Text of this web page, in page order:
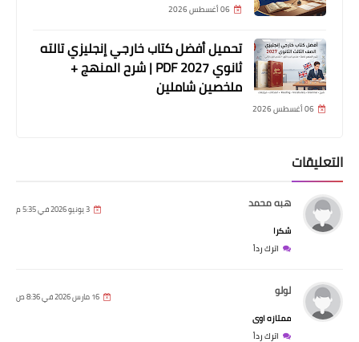
06 أغسطس 2026
تحميل أفضل كتاب خارجي إنجليزي تالته
ثانوي 2027 PDF | شرح المنهج +
ملخصين شاملين
06 أغسطس 2026
التعليقات
هبه محمد 3 يونيو 2026 في 5:35 م
شكرا
اترك رداً
لولو 16 مارس 2026 في 8:36 ص
ممتازه اوى
اترك رداً